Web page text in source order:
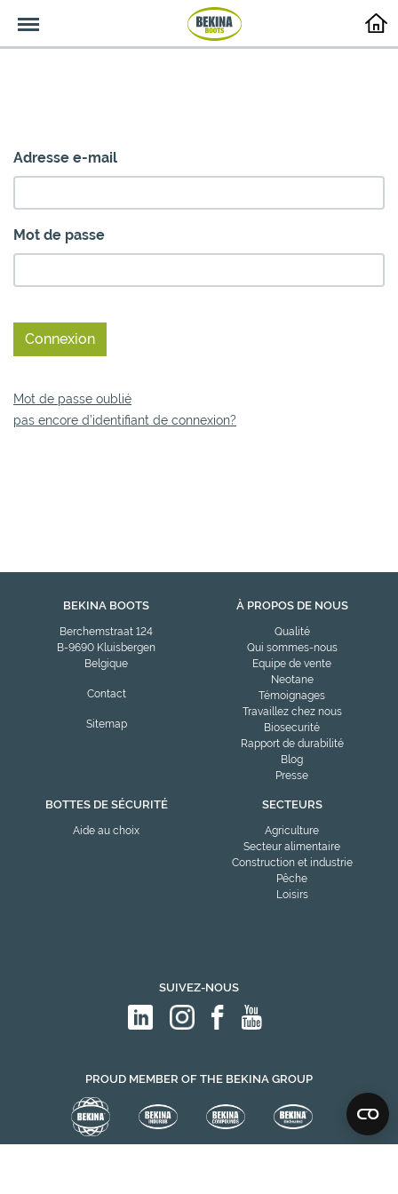
Menu
Adresse e-mail
Mot de passe
Connexion
Mot de passe oublié
pas encore d’identifiant de connexion?
BEKINA BOOTS
Berchemstraat 124
B-9690 Kluisbergen
Belgique
Contact
Sitemap
À PROPOS DE NOUS
Qualité
Qui sommes-nous
Equipe de vente
Neotane
Témoignages
Travaillez chez nous
Biosecurité
Rapport de durabilité
Blog
Presse
BOTTES DE SÉCURITÉ
Aide au choix
SECTEURS
Agriculture
Secteur alimentaire
Construction et industrie
Pêche
Loisirs
SUIVEZ-NOUS
PROUD MEMBER OF THE BEKINA GROUP